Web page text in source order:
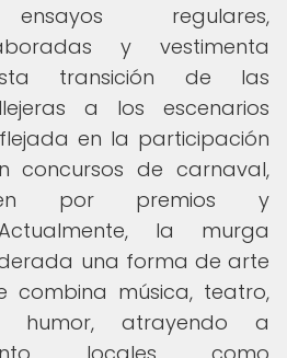
regulares,
y vestimenta
transición de las
a los escenarios
en la participación
concursos de carnaval,
por premios y
la murga
una forma de arte
combina música, teatro,
atrayendo a